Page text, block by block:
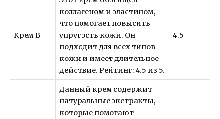
Крем B
коллагеном и эластином,
что помогает повысить
упругость кожи. Он
подходит для всех типов
кожи и имеет длительное
действие. Рейтинг: 4.5 из 5.
4.5
Данный крем содержит
натуральные экстракты,
которые помогают